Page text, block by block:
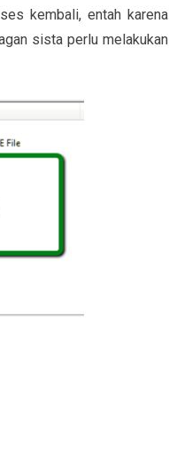
kembali, entah karena
sista perlu melakukan